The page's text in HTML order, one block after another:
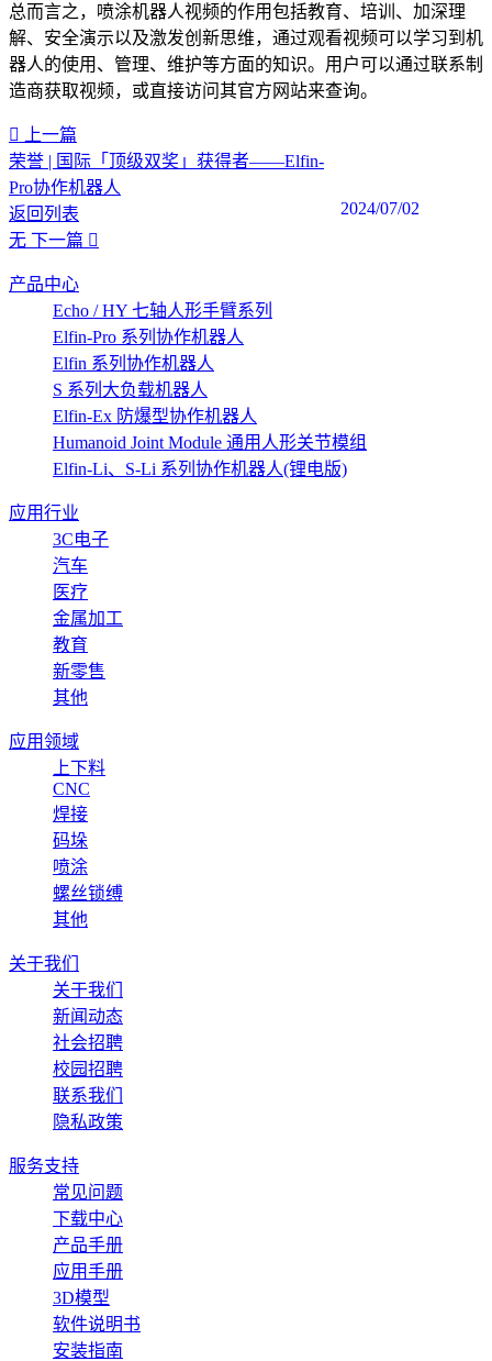
总而言之，喷涂机器人视频的作用包括教育、培训、加深理
解、安全演示以及激发创新思维，通过观看视频可以学习到机
器人的使用、管理、维护等方面的知识。用户可以通过联系制
造商获取视频，或直接访问其官方网站来查询。‍
上一篇
荣誉 | 国际「顶级双奖」获得者——Elfin-
Pro协作机器人
2024/07/02
返回列表
无 下一篇
产品中心
Echo / HY 七轴人形手臂系列
Elfin-Pro 系列协作机器人
Elfin 系列协作机器人
S 系列大负载机器人
Elfin-Ex 防爆型协作机器人
Humanoid Joint Module 通用人形关节模组
Elfin-Li、S-Li 系列协作机器人(锂电版)
应用行业
3C电子
汽车
医疗
金属加工
教育
新零售
其他
应用领域
上下料
CNC
焊接
码垛
喷涂
螺丝锁缚
其他
关于我们
关于我们
新闻动态
社会招聘
校园招聘
联系我们
隐私政策
服务支持
常见问题
下载中心
产品手册
应用手册
3D模型
软件说明书
安装指南